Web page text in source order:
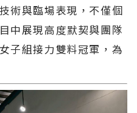
術與臨場表現，不僅個
中展現高度默契與團隊
子組接力雙料冠軍，為